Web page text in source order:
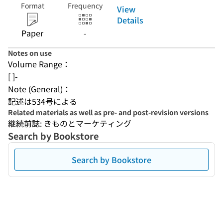
Format
Paper
Frequency
-
View
Details
Notes on use
Volume Range：
[ ]-
Note (General)：
記述は534号による
Related materials as well as pre- and post-revision versions
継続前誌: きものとマーケティング
Search by Bookstore
Search by Bookstore